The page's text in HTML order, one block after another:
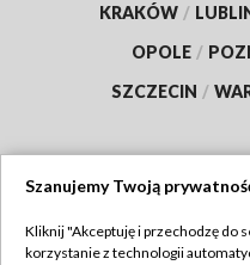
KRAKÓW /
OPOLE /
SZCZECIN /
Szanujemy Twoją
Kliknij "Akceptuję i przechodzę do
korzystanie z technologii